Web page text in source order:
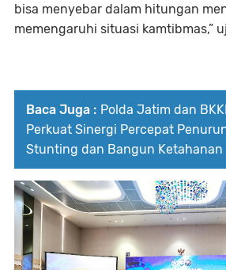
bisa menyebar dalam hitungan
memengaruhi situasi kamtibmas,”
Baca Juga : Polda Jatim dan
Perkuat Sinergi Percepat
Stunting dan Bangun Ketahanan